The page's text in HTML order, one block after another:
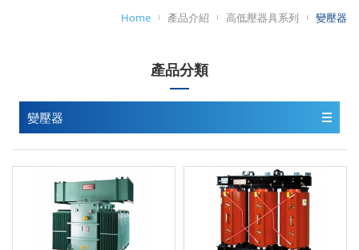
Home 產品介紹 高低壓器具系列 變壓器
產品分類
變壓器